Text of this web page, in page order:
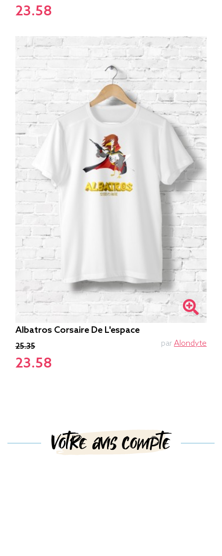
23.58
Albatros Corsaire De L'espace
25.35
23.58
par Alondyte
Votre avis compte